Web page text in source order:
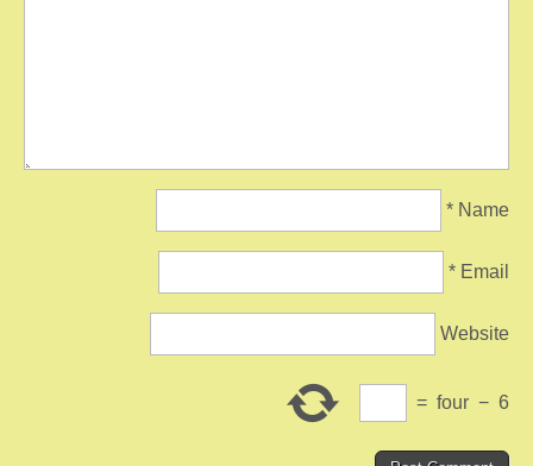
Name
*
Email
*
Website
6
−
four
=